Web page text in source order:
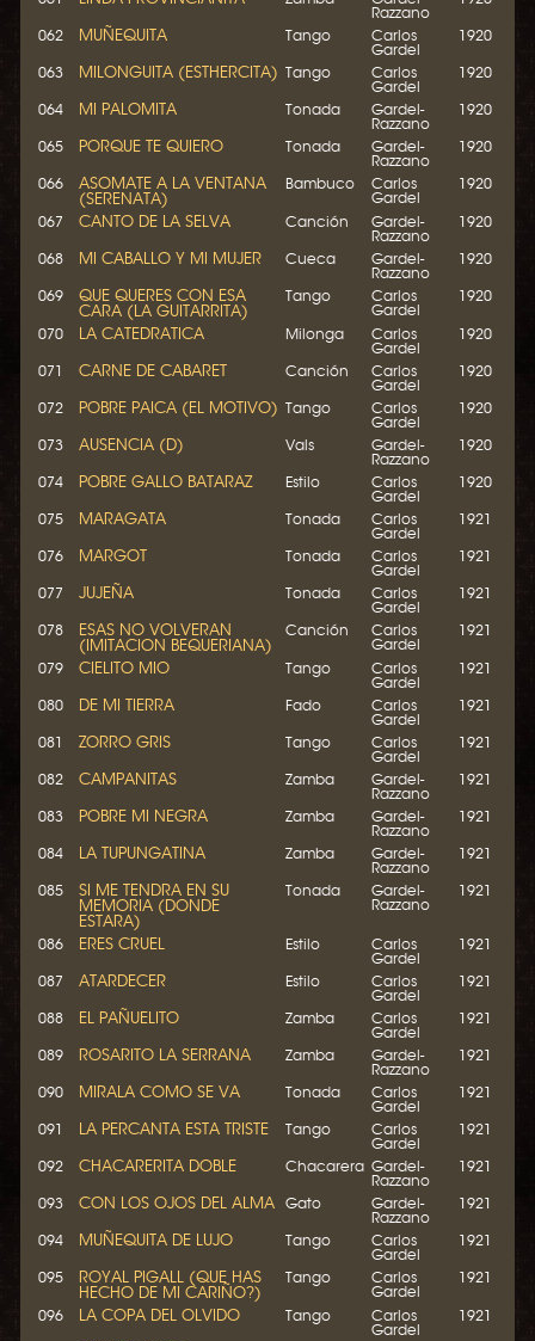
Razzano
062 MUÑEQUITA Tango
Carlos
Gardel
1920
063 MILONGUITA (ESTHERCITA) Tango
Carlos
Gardel
1920
064 MI PALOMITA Tonada
Gardel-
Razzano
1920
065 PORQUE TE QUIERO Tonada
Gardel-
Razzano
1920
066 ASOMATE A LA VENTANA
(SERENATA)
Bambuco
Carlos
Gardel
1920
067 CANTO DE LA SELVA Canción
Gardel-
Razzano
1920
068 MI CABALLO Y MI MUJER Cueca
Gardel-
Razzano
1920
069 QUE QUERES CON ESA
CARA (LA GUITARRITA)
Tango
Carlos
Gardel
1920
070 LA CATEDRATICA Milonga
Carlos
Gardel
1920
071 CARNE DE CABARET Canción
Carlos
Gardel
1920
072 POBRE PAICA (EL MOTIVO) Tango
Carlos
Gardel
1920
073 AUSENCIA (D) Vals
Gardel-
Razzano
1920
074 POBRE GALLO BATARAZ Estilo
Carlos
Gardel
1920
075 MARAGATA Tonada
Carlos
Gardel
1921
076 MARGOT Tonada
Carlos
Gardel
1921
077 JUJEÑA Tonada
Carlos
Gardel
1921
078 ESAS NO VOLVERAN
(IMITACION BEQUERIANA)
Canción
Carlos
Gardel
1921
079 CIELITO MIO Tango
Carlos
Gardel
1921
080 DE MI TIERRA Fado
Carlos
Gardel
1921
081 ZORRO GRIS Tango
Carlos
Gardel
1921
082 CAMPANITAS Zamba
Gardel-
Razzano
1921
083 POBRE MI NEGRA Zamba
Gardel-
Razzano
1921
084 LA TUPUNGATINA Zamba
Gardel-
Razzano
1921
085 SI ME TENDRA EN SU
MEMORIA (DONDE
ESTARA)
Tonada
Gardel-
Razzano
1921
086 ERES CRUEL Estilo
Carlos
Gardel
1921
087 ATARDECER Estilo
Carlos
Gardel
1921
088 EL PAÑUELITO Zamba
Carlos
Gardel
1921
089 ROSARITO LA SERRANA Zamba
Gardel-
Razzano
1921
090 MIRALA COMO SE VA Tonada
Carlos
Gardel
1921
091 LA PERCANTA ESTA TRISTE Tango
Carlos
Gardel
1921
092 CHACARERITA DOBLE Chacarera Gardel-
Razzano
1921
093 CON LOS OJOS DEL ALMA Gato
Gardel-
Razzano
1921
094 MUÑEQUITA DE LUJO Tango
Carlos
Gardel
1921
095 ROYAL PIGALL (QUE HAS
HECHO DE MI CARIÑO?)
Tango
Carlos
Gardel
1921
096 LA COPA DEL OLVIDO Tango
Carlos
Gardel
1921